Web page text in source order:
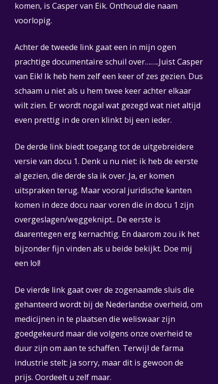
komen, is Casper van Eik. Onthoud die naam
voorlopig.
Achter de tweede link gaat een in mijn ogen
prachtige documentaire schuil over……..Juist Casper
van Eik! Ik heb hem zelf een keer of zes gezien. Dus
schaam u niet als u hem twee keer achter elkaar
wilt zien. Er wordt nogal wat gezegd wat niet altijd
even prettig in de oren klinkt bij een ieder.
De derde link biedt toegang tot de uitgebreidere
versie van docu 1. Denk u nu niet: ik heb de eerste
al gezien, die derde sla ik over. Ja, er komen
uitspraken terug. Maar vooral juridische kanten
komen in deze docu naar voren die in docu 1 zijn
overgeslagen/weggeknipt.. De eerste is
daarentegen erg kernachtig. En daarom zou ik het
bijzonder fijn vinden als u beide bekijkt. Doe mij
een lol!
De vierde link gaat over de zogenaamde sluis die
gehanteerd wordt bij de Nederlandse overheid, om
medicijnen in te plaatsen die weliswaar zijn
goedgekeurd maar die volgens onze overheid te
duur zijn om aan te schaffen. Terwijl de farma
industrie stelt: ja sorry, maar dit is gewoon de
prijs. Oordeelt u zelf maar.